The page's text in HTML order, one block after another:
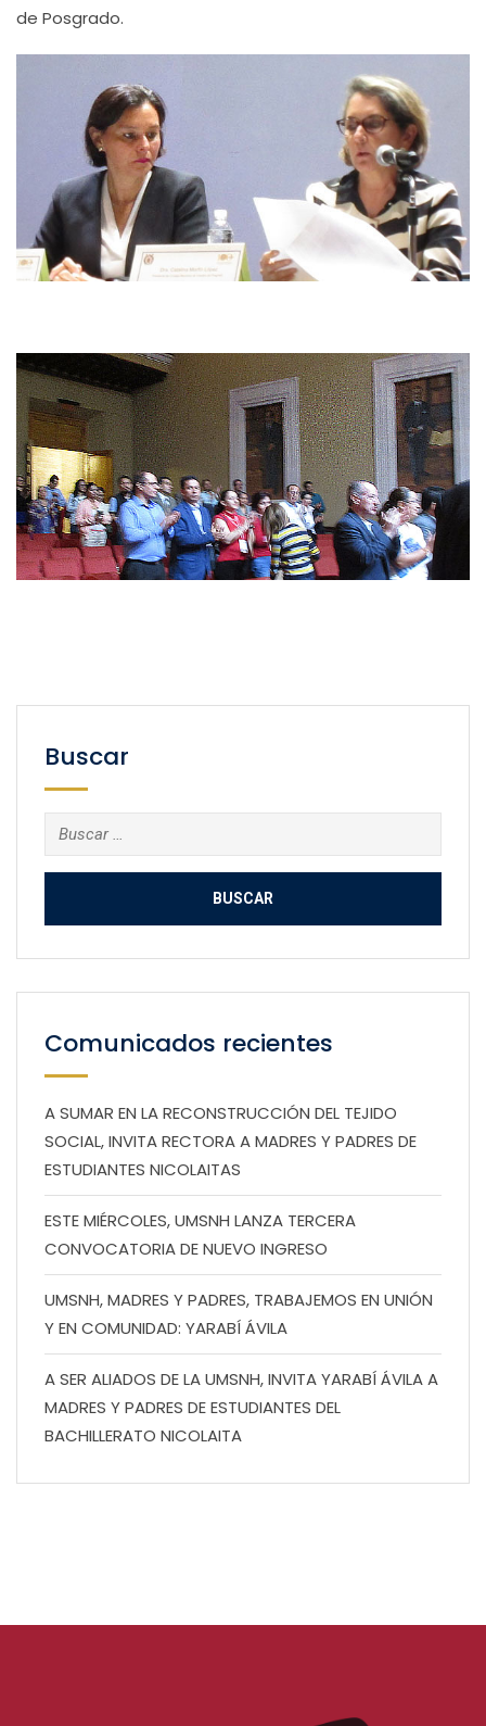
de Posgrado.
Buscar
Buscar:
Comunicados recientes
A SUMAR EN LA RECONSTRUCCIÓN DEL TEJIDO
SOCIAL, INVITA RECTORA A MADRES Y PADRES DE
ESTUDIANTES NICOLAITAS
ESTE MIÉRCOLES, UMSNH LANZA TERCERA
CONVOCATORIA DE NUEVO INGRESO
UMSNH, MADRES Y PADRES, TRABAJEMOS EN UNIÓN
Y EN COMUNIDAD: YARABÍ ÁVILA
A SER ALIADOS DE LA UMSNH, INVITA YARABÍ ÁVILA A
MADRES Y PADRES DE ESTUDIANTES DEL
BACHILLERATO NICOLAITA